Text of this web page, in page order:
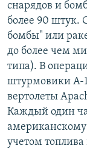
снарядов и
более 90 штук.
бомбы" или
до более чем
типа). В
штурмовики A-
вертолеты
Каждый один
американскому
учетом